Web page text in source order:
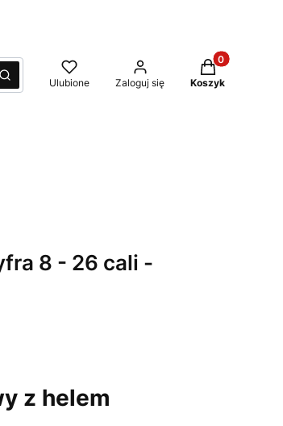
Szukaj Ulubione Zaloguj się
Produkty w
Koszyk
8 - 26 cali -
z helem